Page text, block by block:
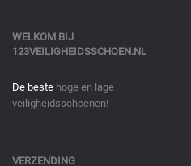
WELKOM BIJ
123VEILIGHEIDSSCHOEN.NL
De beste hoge en lage
veiligheidsschoenen!
VERZENDING